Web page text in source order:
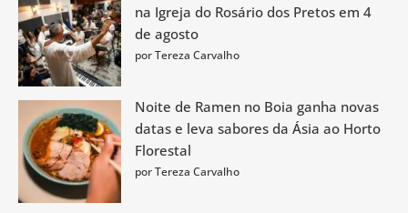
na Igreja do Rosário dos Pretos em 4
de agosto
por Tereza Carvalho
Noite de Ramen no Boia ganha novas
datas e leva sabores da Ásia ao Horto
Florestal
por Tereza Carvalho